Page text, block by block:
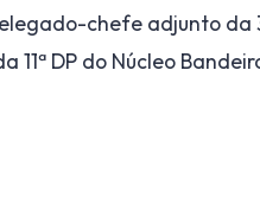
chefe adjunto da
11ª DP do Núcleo